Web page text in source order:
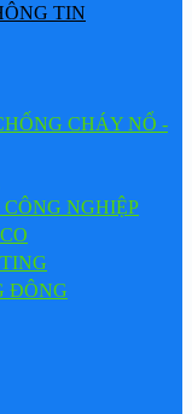
TIN
CHÁY NỔ -
NGHIỆP
ĐÔNG